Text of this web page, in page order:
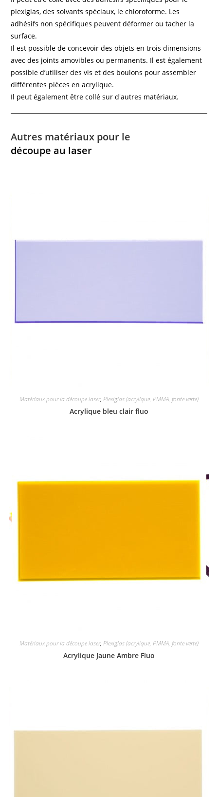
plexiglas, des solvants spéciaux, le chloroforme. Les
adhésifs non spécifiques peuvent déformer ou tacher la
surface.
Il est possible de concevoir des objets en trois dimensions
avec des joints amovibles ou permanents. Il est également
possible d’utiliser des vis et des boulons pour assembler
différentes pièces en acrylique.
Il peut également être collé sur d'autres matériaux.
Autres matériaux pour le
découpe au laser
Matériaux pour la découpe laser, Plexiglas (acrylique, PMMA, fonte verte)
Acrylique bleu clair fluo
Matériaux pour la découpe laser, Plexiglas (acrylique, PMMA, fonte verte)
Acrylique Jaune Ambre Fluo